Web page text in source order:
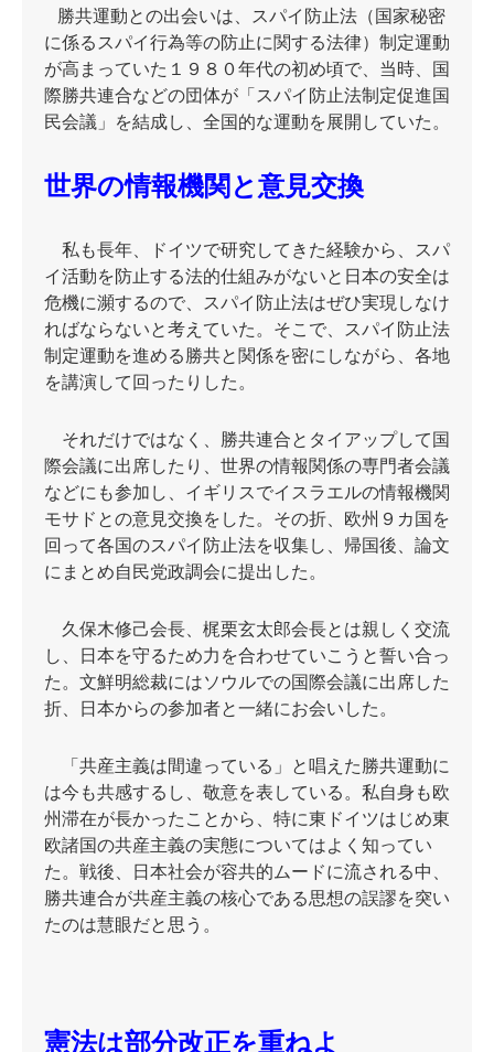
勝共運動との出会いは、スパイ防止法（国家秘密
に係るスパイ行為等の防止に関する法律）制定運動
が高まっていた１９８０年代の初め頃で、当時、国
際勝共連合などの団体が「スパイ防止法制定促進国
民会議」を結成し、全国的な運動を展開していた。
世界の情報機関と意見交換
私も長年、ドイツで研究してきた経験から、スパ
イ活動を防止する法的仕組みがないと日本の安全は
危機に瀕するので、スパイ防止法はぜひ実現しなけ
ればならないと考えていた。そこで、スパイ防止法
制定運動を進める勝共と関係を密にしながら、各地
を講演して回ったりした。
それだけではなく、勝共連合とタイアップして国
際会議に出席したり、世界の情報関係の専門者会議
などにも参加し、イギリスでイスラエルの情報機関
モサドとの意見交換をした。その折、欧州９カ国を
回って各国のスパイ防止法を収集し、帰国後、論文
にまとめ自民党政調会に提出した。
久保木修己会長、梶栗玄太郎会長とは親しく交流
し、日本を守るため力を合わせていこうと誓い合っ
た。文鮮明総裁にはソウルでの国際会議に出席した
折、日本からの参加者と一緒にお会いした。
「共産主義は間違っている」と唱えた勝共運動に
は今も共感するし、敬意を表している。私自身も欧
州滞在が長かったことから、特に東ドイツはじめ東
欧諸国の共産主義の実態についてはよく知ってい
た。戦後、日本社会が容共的ムードに流される中、
勝共連合が共産主義の核心である思想の誤謬を突い
たのは慧眼だと思う。
憲法は部分改正を重ねよ